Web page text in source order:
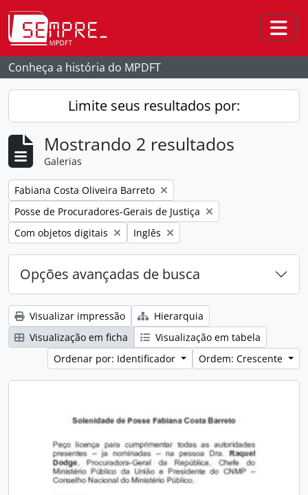
Skip to main content
Conheça a história do MPDFT
Limite seus resultados por:
Mostrando 2 resultados
Galerias
Remover filtro:
Fabiana Costa Oliveira Barreto
Remover filtro:
Posse de Procuradores-Gerais de Justiça
Remover filtro:
Com objetos digitais Remover filtro:
Inglês
Opções avançadas de busca
Visualizar impressão
Hierarquia
Visualização em ficha
Visualização em tabela
Ordenar por: Identificador
Ordem: Crescente